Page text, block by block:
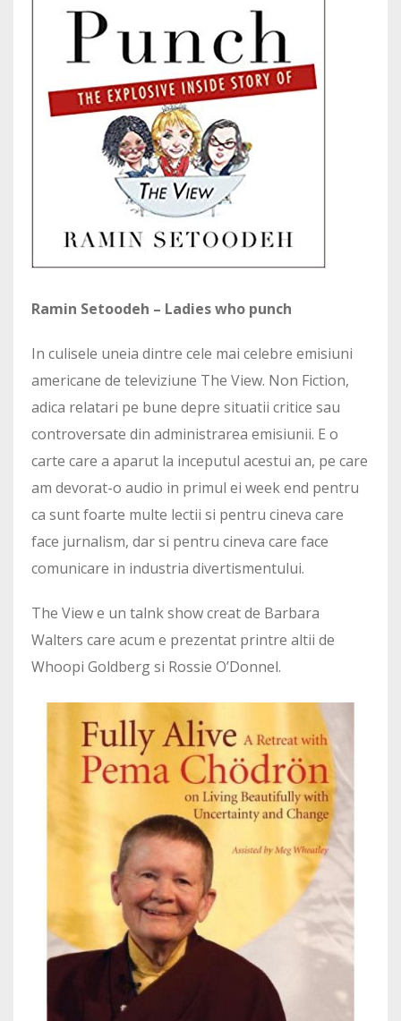
Ramin Setoodeh – Ladies who punch
In culisele uneia dintre cele mai celebre emisiuni
americane de televiziune The View. Non Fiction,
adica relatari pe bune depre situatii critice sau
controversate din administrarea emisiunii. E o
carte care a aparut la inceputul acestui an, pe care
am devorat-o audio in primul ei week end pentru
ca sunt foarte multe lectii si pentru cineva care
face jurnalism, dar si pentru cineva care face
comunicare in industria divertismentului.
The View e un talnk show creat de Barbara
Walters care acum e prezentat printre altii de
Whoopi Goldberg si Rossie O’Donnel.